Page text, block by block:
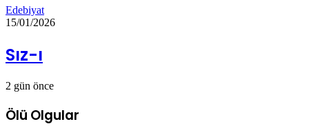
Edebiyat
15/01/2026
Sız-ı
2 gün önce
Ölü Olgular